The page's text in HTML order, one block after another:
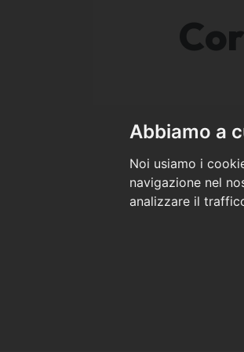
Abbiamo a
Noi usiamo i
navigazione nel
analizzare il